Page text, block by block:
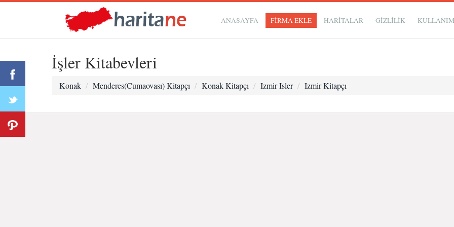
ANASAYFA FİRMA EKLE HARİTALAR GIZLILIK
İşler Kitabevleri
Konak Menderes(Cumaovası) Kitapçı Konak Kitapçı Izmir Isler Izmir Kitapçı